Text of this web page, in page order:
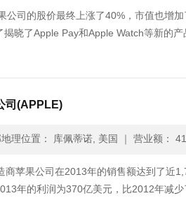
公司的股价最终上涨了40%，市值也增
晓了Apple Pay和Apple Watch等新的
司(APPLE)
理位置： 库佩蒂诺, 美国 ｜ 营业额：
商苹果公司在2013年的销售额达到了近
年的利润为370亿美元，比2012年减